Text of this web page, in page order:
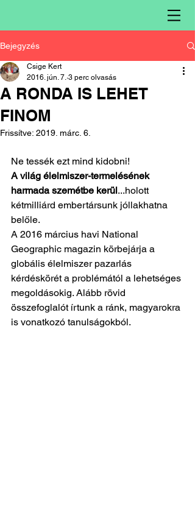
Bejegyzés
A RONDA IS LEHET
FINOM
Csige Kert
2016. jún. 7. 3 perc olvasás
Frissítve: 2019. márc. 6.
Ne tessék ezt mind kidobni!
A világ élelmiszer-termelésének
harmada szemétbe kerül...holott
kétmilliárd embertársunk jóllakhatna
belőle.
A 2016 március havi National
Geographic magazin körbejárja a
globális élelmiszer pazarlás
kérdéskörét a problémától a lehetséges
megoldásokig. Alább rövid
összefoglalót írtunk a ránk, magyarokra
is vonatkozó tanulságokból.